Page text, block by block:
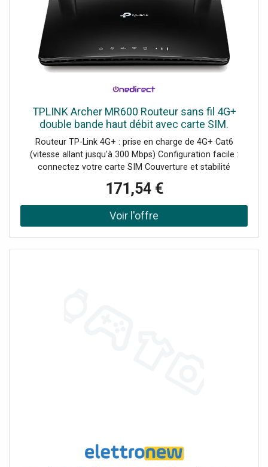
TPLINK Archer MR600 Routeur sans fil 4G+
double bande haut débit avec carte SIM.
Routeur TP-Link 4G+ : prise en charge de 4G+ Cat6
(vitesse allant jusqu'à 300 Mbps) Configuration facile :
connectez votre carte SIM Couverture et stabilité
pour les appareils qui consomment beaucoup de bande
passante Configurable via l' App Tether Compatible avec
TP-Link OneMesh TM
171,54 €